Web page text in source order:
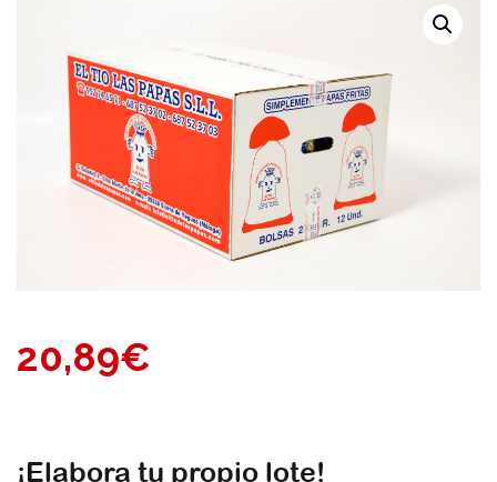
20,89€
¡Elabora tu propio lote!